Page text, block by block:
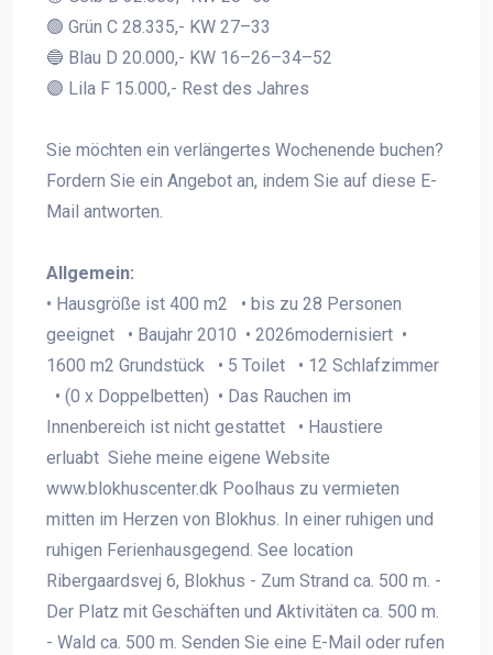
🟢 Grün C 28.335,- KW 27–33
🔵 Blau D 20.000,- KW 16–26–34–52
🟣 Lila F 15.000,- Rest des Jahres
Sie möchten ein verlängertes Wochenende buchen?
Fordern Sie ein Angebot an, indem Sie auf diese E-
Mail antworten.
Allgemein:
• Hausgröße ist 400 m2 • bis zu 28 Personen
geeignet • Baujahr 2010 • 2026modernisiert •
1600 m2 Grundstück • 5 Toilet • 12 Schlafzimmer
• (0 x Doppelbetten) • Das Rauchen im
Innenbereich ist nicht gestattet • Haustiere
erluabt Siehe meine eigene Website
www.blokhuscenter.dk Poolhaus zu vermieten
mitten im Herzen von Blokhus. In einer ruhigen und
ruhigen Ferienhausgegend. See location
Ribergaardsvej 6, Blokhus - Zum Strand ca. 500 m. -
Der Platz mit Geschäften und Aktivitäten ca. 500 m.
- Wald ca. 500 m. Senden Sie eine E-Mail oder rufen